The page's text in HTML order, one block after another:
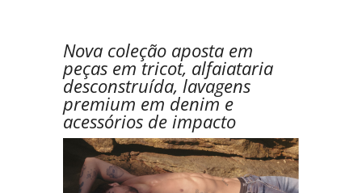
Nova coleção aposta em
peças em tricot, alfaiataria
desconstruída, lavagens
premium em denim e
acessórios de impacto